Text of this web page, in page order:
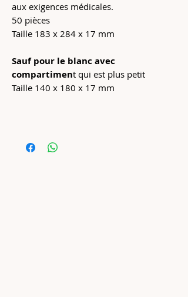
aux exigences médicales.
50 pièces
Taille 183 x 284 x 17 mm
Sauf pour le blanc avec
compartiment qui est plus petit
Taille 140 x 180 x 17 mm